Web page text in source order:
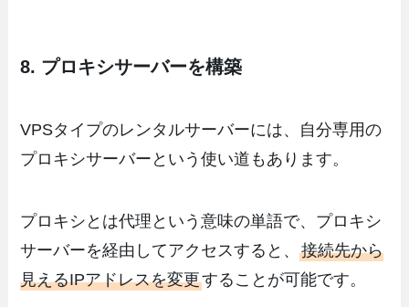
8. プロキシサーバーを構築
VPSタイプのレンタルサーバーには、自分専用の
プロキシサーバーという使い道もあります。
プロキシとは代理という意味の単語で、プロキシ
サーバーを経由してアクセスすると、接続先から
見えるIPアドレスを変更することが可能です。